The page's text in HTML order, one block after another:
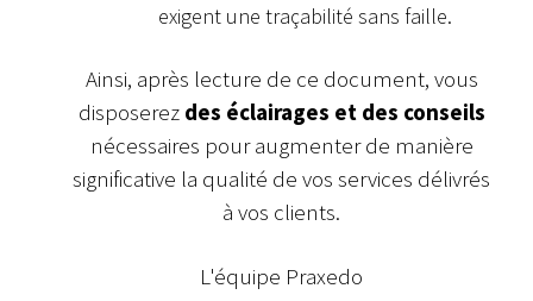
exigent une traçabilité sans faille.
Ainsi, après lecture de ce document, vous
disposerez des éclairages et des conseils
nécessaires pour augmenter de manière
significative la qualité de vos services délivrés
à vos clients.
L'équipe Praxedo